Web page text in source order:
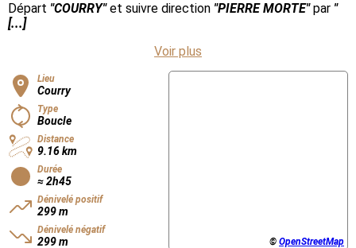
Départ "COURRY" et suivre direction "PIERRE MORTE"par "
[...]
Voir plus
Lieu
Courry
Type
Boucle
Distance
9.16 km
Durée
≈ 2h45
Dénivelé positif
299 m
Dénivelé négatif
299 m © OpenStreetMap